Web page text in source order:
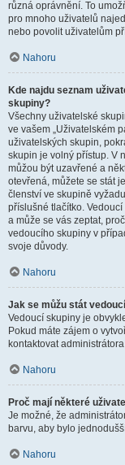
různá oprávnění. To
pro mnoho uživatelů
nebo povolit uživatelům
Nahoru
Kde najdu seznam
skupiny?
Všechny uživatelské
ve vašem „Uživatelském
uživatelských skupin,
skupin je volný přístup. V
můžou být uzavřené a
otevřená, můžete se stát
členství ve skupině
příslušné tlačítko.
a může se vás zeptat,
vedoucího skupiny v
svoje důvody.
Nahoru
Jak se můžu stát
Vedoucí skupiny je
Pokud máte zájem o
kontaktovat
Nahoru
Proč mají některé
Je možné, že
barvu, aby bylo
Nahoru